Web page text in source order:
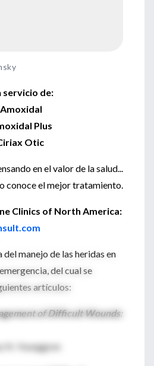
servicio de:
Amoxidal
Plus
Otic
en el valor de la salud...
conoce el mejor tratamiento.
Clinics of North America:
manejo de las heridas en
del cual se
artículos:
of Difficult Wounds:
N. Younggren